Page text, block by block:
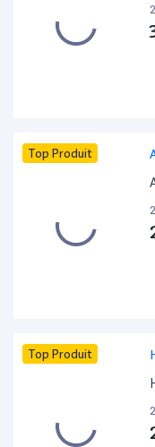
Top Produit
Top Produit